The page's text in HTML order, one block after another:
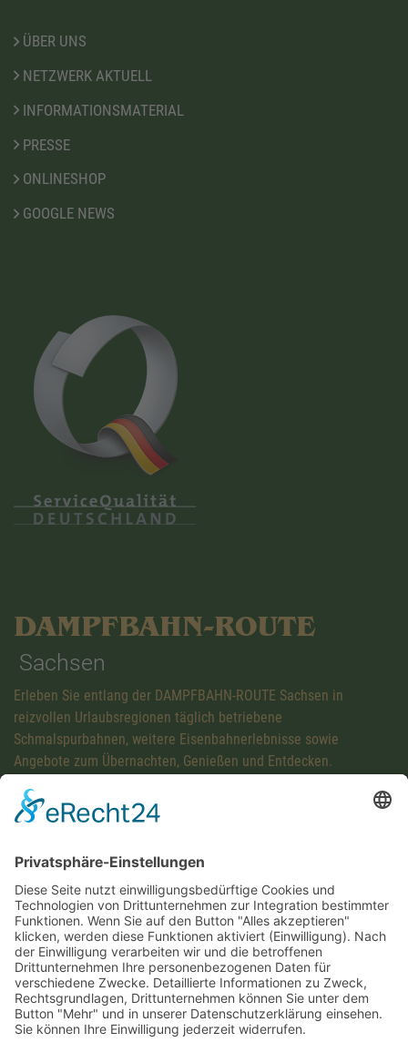
ÜBER UNS
NETZWERK AKTUELL
INFORMATIONSMATERIAL
PRESSE
ONLINESHOP
GOOGLE NEWS
DAMPFBAHN-ROUTE
Sachsen
Erleben Sie entlang der DAMPFBAHN-ROUTE Sachsen in
reizvollen Urlaubsregionen täglich betriebene
Schmalspurbahnen, weitere Eisenbahnerlebnisse sowie
Angebote zum Übernachten, Genießen und Entdecken.